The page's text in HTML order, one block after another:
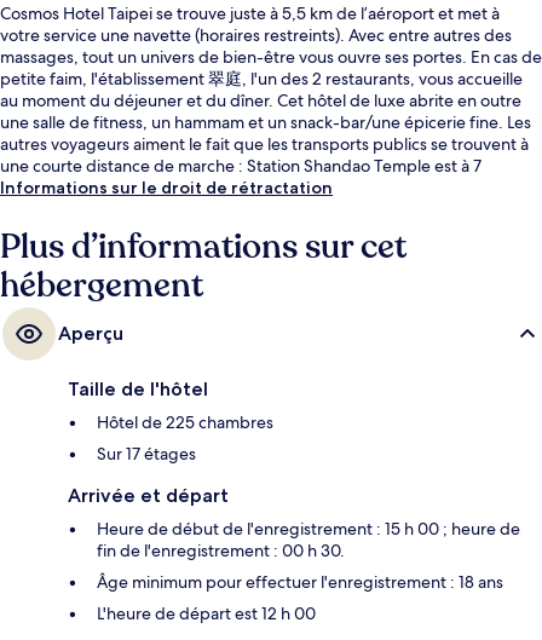
Cosmos Hotel Taipei se trouve juste à 5,5 km de l’aéroport et met à
votre service une navette (horaires restreints). Avec entre autres des
massages, tout un univers de bien-être vous ouvre ses portes. En cas de
petite faim, l'établissement 翠庭, l'un des 2 restaurants, vous accueille
au moment du déjeuner et du dîner. Cet hôtel de luxe abrite en outre
une salle de fitness, un hammam et un snack-bar/une épicerie fine. Les
autres voyageurs aiment le fait que les transports publics se trouvent à
une courte distance de marche : Station Shandao Temple est à 7
minutes à pied et Station de métro de Taipei, à 8 minutes.
Informations sur le droit de rétractation
Plus d’informations sur cet
hébergement
Aperçu
Taille de l'hôtel
Hôtel de 225 chambres
Sur 17 étages
Arrivée et départ
Heure de début de l'enregistrement : 15 h 00 ; heure de
fin de l'enregistrement : 00 h 30.
Âge minimum pour effectuer l'enregistrement : 18 ans
L'heure de départ est 12 h 00